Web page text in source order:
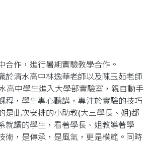
合作，進行暑期實驗教學合作。
於清水高中林逸華老師以及陳玉茹老師
高中學生進入大學部實驗室，親自動手
程，學生專心聽講，專注於實驗的技巧
是此次安排的小助教(大三學長、姐)都
就讀的學生，看著學長、姐教導著學
術，是傳承，是風氣，更是模範。同時